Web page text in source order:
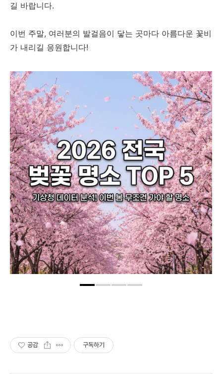
길 바랍니다.
이번 주말, 여러분의 발걸음이 닿는 곳마다 아름다운 꽃비
가 내리길 응원합니다!
공감 구독하기